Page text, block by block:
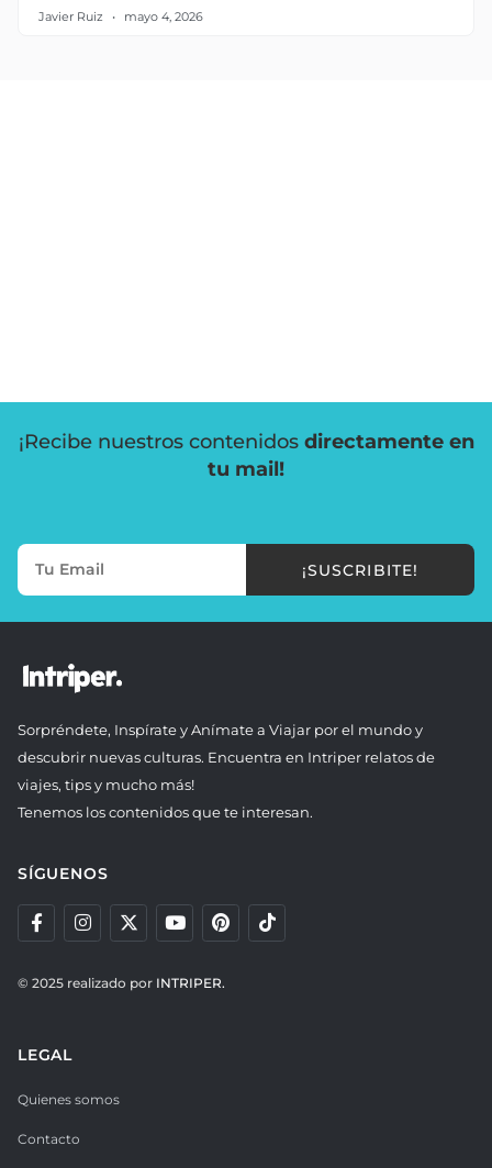
Javier Ruiz mayo 4, 2026
¡Recibe nuestros contenidos directamente en
tu mail!
¡SUSCRIBITE!
Sorpréndete, Inspírate y Anímate a Viajar por el mundo y
descubrir nuevas culturas. Encuentra en Intriper relatos de
viajes, tips y mucho más!
Tenemos los contenidos que te interesan.
SÍGUENOS
© 2025 realizado por INTRIPER.
LEGAL
Quienes somos
Contacto